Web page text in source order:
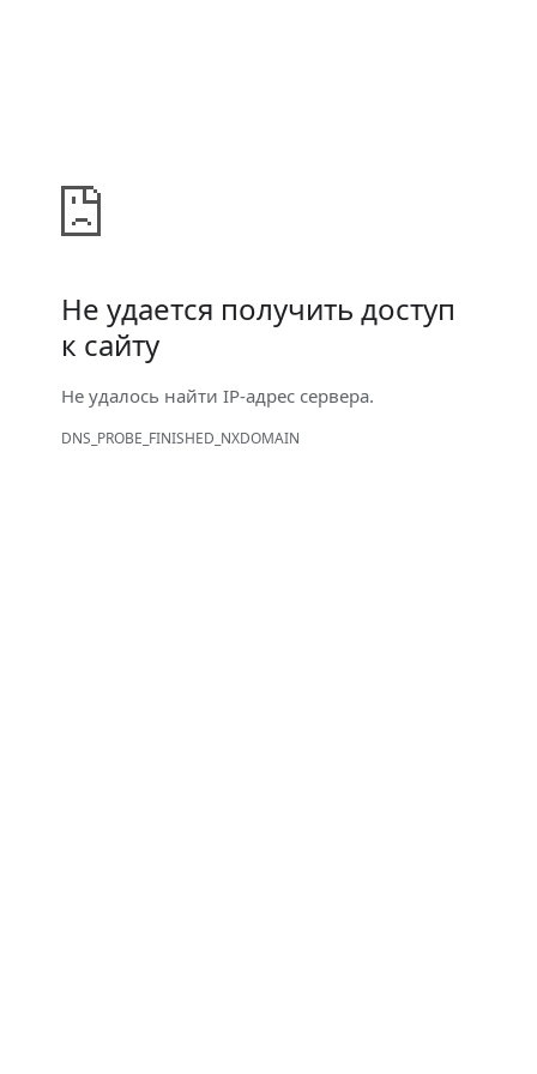
Не удается получить доступ
к сайту
Не удалось найти IP-адрес сервера.
DNS_PROBE_FINISHED_NXDOMAIN